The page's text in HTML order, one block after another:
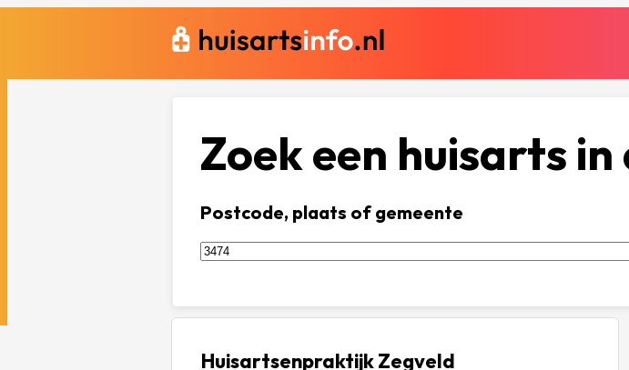
Zoek een huisarts
Postcode, plaats of gemeente
Huisartsenpraktijk Zegveld